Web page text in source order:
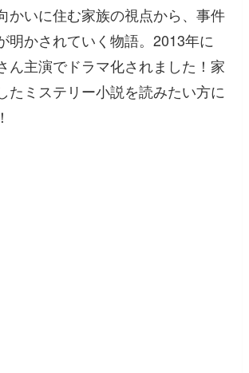
かいに住む家族の視点から、事件
明かされていく物語。2013年に
ん主演でドラマ化されました！家
たミステリー小説を読みたい方に